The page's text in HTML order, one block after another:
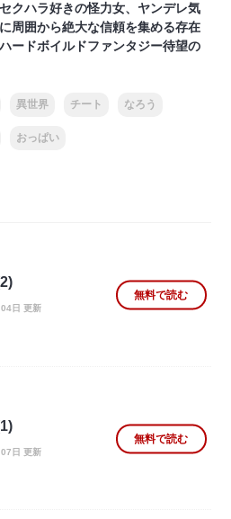
クハラ好きの怪力女、ヤンデレ気
周囲から絶大な信頼を集める存在
ードボイルドファンタジー待望の
異世界 チート なろう
おっぱい
日 更新
無料で読む
日 更新
無料で読む